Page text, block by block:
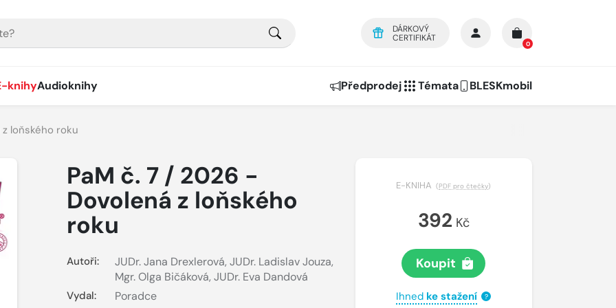
DÁRKOVÝ
CERTIFIKÁT
0
knihyAudioknihy Předprodej Témata BLESKmobil
loňského roku
PaM č. 7 / 2026 -
Dovolená z loňského
roku
Autoři: JUDr. Jana Drexlerová, JUDr. Ladislav Jouza,
Mgr. Olga Bičáková, JUDr. Eva Dandová
Vydal: Poradce
E-KNIHA (PDF pro čtečky)
392 Kč
Koupit
Ihned ke stažení ?